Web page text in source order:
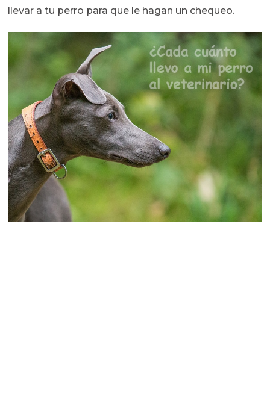
llevar a tu perro para que le hagan un chequeo.